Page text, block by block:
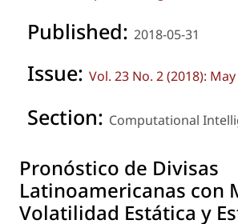
Published: 2018-05-31
Issue: Vol. 23 No. 2 (2018):
Section: Computational
Pronóstico de Divisas
Latinoamericanas con
Volatilidad Estática y